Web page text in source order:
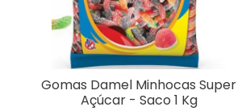
Gomas Damel Minhocas Super
Açúcar - Saco 1 Kg